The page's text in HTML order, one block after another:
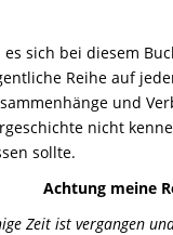
es sich bei diesem
Reihe auf
und
nicht
sollte.
Achtung meine
Zeit ist vergangen